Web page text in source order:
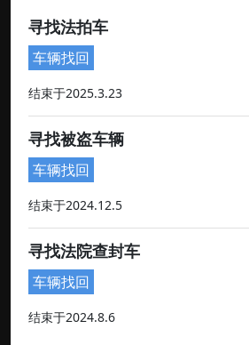
寻找法拍车
车辆找回
结束于2025.3.23
寻找被盗车辆
车辆找回
结束于2024.12.5
寻找法院查封车
车辆找回
结束于2024.8.6